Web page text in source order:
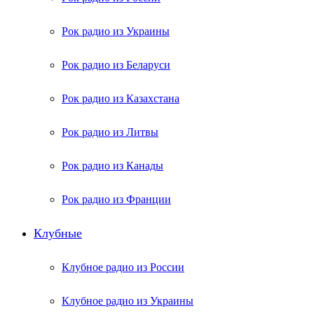
Рок радио из Украины
Рок радио из Беларуси
Рок радио из Казахстана
Рок радио из Литвы
Рок радио из Канады
Рок радио из Франции
Клубные
Клубное радио из России
Клубное радио из Украины